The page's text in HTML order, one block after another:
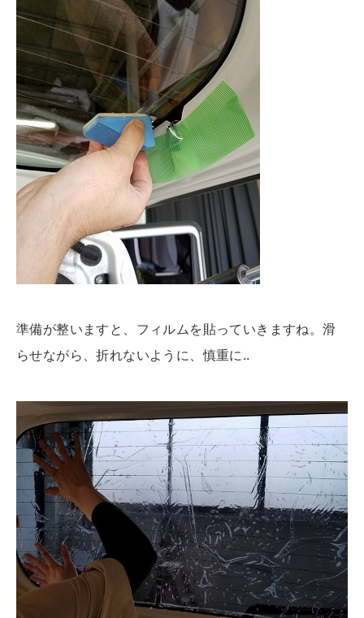
準備が整いますと、フィルムを貼っていきますね。滑
らせながら、折れないように、慎重に..